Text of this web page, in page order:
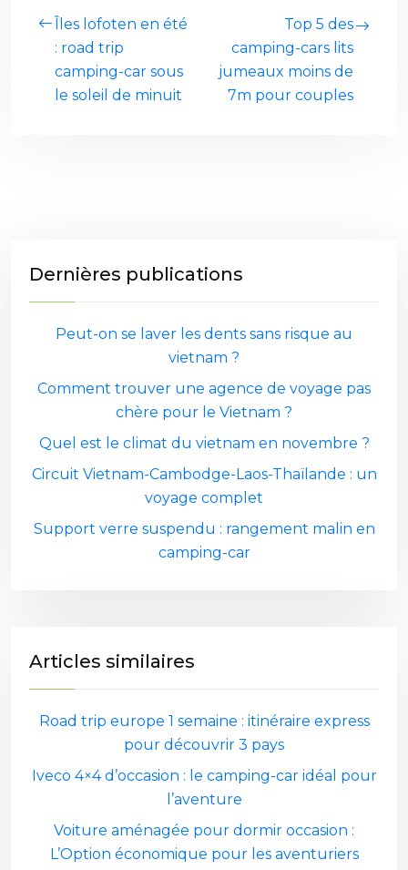
Îles lofoten en été
: road trip
camping-car sous
le soleil de minuit
Top 5 des
camping-cars lits
jumeaux moins de
7m pour couples
Dernières publications
Peut-on se laver les dents sans risque au
vietnam ?
Comment trouver une agence de voyage pas
chère pour le Vietnam ?
Quel est le climat du vietnam en novembre ?
Circuit Vietnam-Cambodge-Laos-Thaïlande : un
voyage complet
Support verre suspendu : rangement malin en
camping-car
Articles similaires
Road trip europe 1 semaine : itinéraire express
pour découvrir 3 pays
Iveco 4×4 d’occasion : le camping-car idéal pour
l’aventure
Voiture aménagée pour dormir occasion :
L’Option économique pour les aventuriers